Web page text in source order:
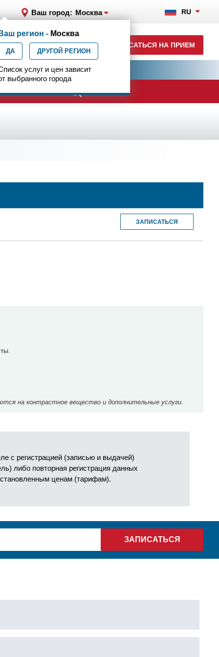
Ваш город: Москва RU
8 (499) 785-91-45
ежедневно с 07:00 до 23:00
ЗАПИСАТЬСЯ НА ПРИЕМ
регион - Москва
ДА ДРУГОЙ РЕГИОН
услуг и цен зависит
выбранного города
Центр эпилептологии
ЗАПИСАТЬСЯ
на контрастное вещество и дополнительные услуги.
с регистрацией (записью и выдачей)
либо повторная регистрация данных
ценам (тарифам).